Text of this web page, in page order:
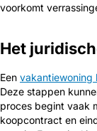
voorkomt
Het
Een vakantiewoning
Deze stappen
proces begint vaak
koopcontract en